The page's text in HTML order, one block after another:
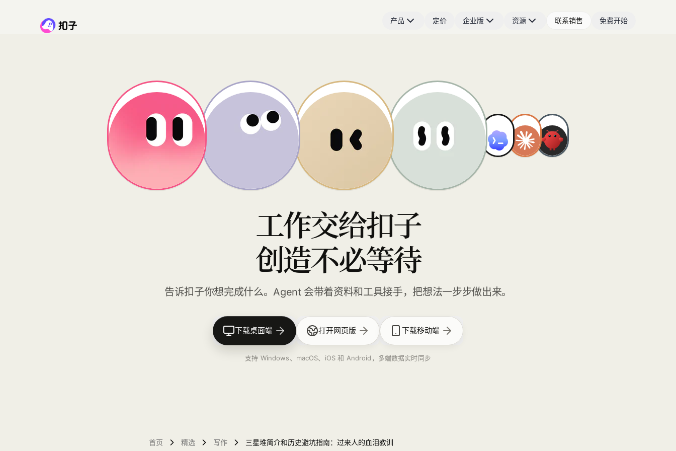
产品 定价 企业版 资源 联系销售 免费开始
工作交给扣子
创造不必等待
告诉扣子你想完成什么。Agent 会带着资料和工具接手，把想法一步步做出来。
下载桌面端 打开网页版 下载移动端
支持 Windows、macOS、iOS 和 Android，多端数据实时同步
首页 精选 写作 三星堆简介和历史避坑指南：过来人的血泪教训